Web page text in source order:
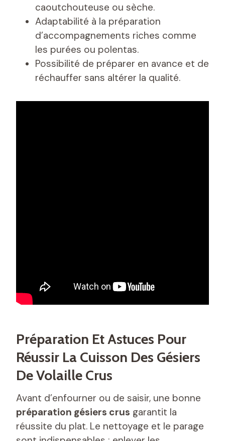
caoutchouteuse ou sèche.
Adaptabilité à la préparation
d’accompagnements riches comme
les purées ou polentas.
Possibilité de préparer en avance et de
réchauffer sans altérer la qualité.
Préparation Et Astuces Pour
Réussir La Cuisson Des Gésiers
De Volaille Crus
Avant d’enfourner ou de saisir, une bonne
préparation gésiers crus garantit la
réussite du plat. Le nettoyage et le parage